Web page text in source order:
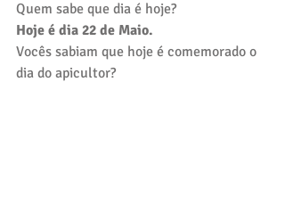
Quem sabe que dia é hoje?
Hoje é dia 22 de Maio.
Vocês sabiam que hoje é comemorado o
dia do apicultor?